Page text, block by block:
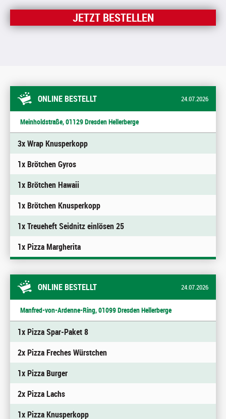
JETZT BESTELLEN
ONLINE BESTELLT 24.07.2026
Meinholdstraße, 01129 Dresden Hellerberge
3x Wrap Knusperkopp
1x Brötchen Gyros
1x Brötchen Hawaii
1x Brötchen Knusperkopp
1x Treueheft Seidnitz einlösen 25
1x Pizza Margherita
ONLINE BESTELLT 24.07.2026
Manfred-von-Ardenne-Ring, 01099 Dresden Hellerberge
1x Pizza Spar-Paket 8
2x Pizza Freches Würstchen
1x Pizza Burger
2x Pizza Lachs
1x Pizza Knusperkopp